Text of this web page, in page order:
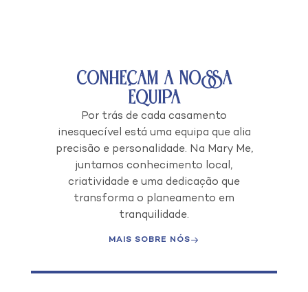
Conheçam a Nossa
Equipa
Por trás de cada casamento
inesquecível está uma equipa que alia
precisão e personalidade. Na Mary Me,
juntamos conhecimento local,
criatividade e uma dedicação que
transforma o planeamento em
tranquilidade.
MAIS SOBRE NÓS